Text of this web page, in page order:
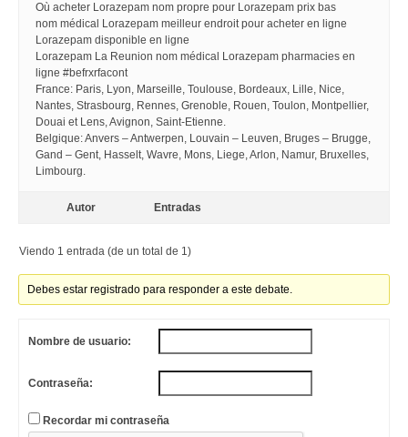
Où acheter Lorazepam nom propre pour Lorazepam prix bas
nom médical Lorazepam meilleur endroit pour acheter en ligne
Lorazepam disponible en ligne
Lorazepam La Reunion nom médical Lorazepam pharmacies en
ligne #befrxrfacont
France: Paris, Lyon, Marseille, Toulouse, Bordeaux, Lille, Nice,
Nantes, Strasbourg, Rennes, Grenoble, Rouen, Toulon, Montpellier,
Douai et Lens, Avignon, Saint-Etienne.
Belgique: Anvers – Antwerpen, Louvain – Leuven, Bruges – Brugge,
Gand – Gent, Hasselt, Wavre, Mons, Liege, Arlon, Namur, Bruxelles,
Limbourg.
Autor Entradas
Viendo 1 entrada (de un total de 1)
Debes estar registrado para responder a este debate.
Nombre de usuario:
Contraseña:
Recordar mi contraseña